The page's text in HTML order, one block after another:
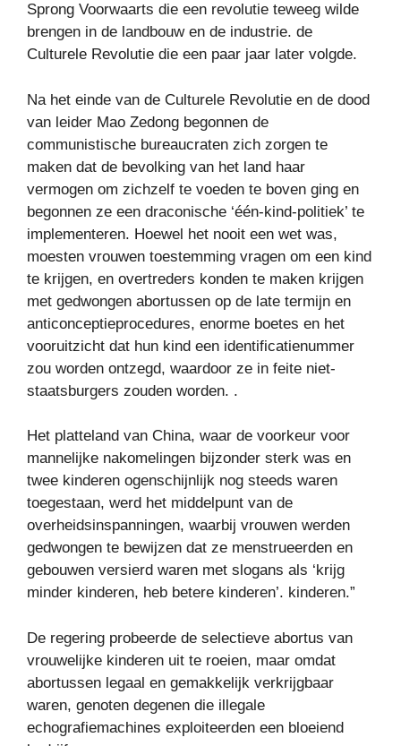
Sprong Voorwaarts die een revolutie teweeg wilde
brengen in de landbouw en de industrie. de
Culturele Revolutie die een paar jaar later volgde.
Na het einde van de Culturele Revolutie en de dood
van leider Mao Zedong begonnen de
communistische bureaucraten zich zorgen te
maken dat de bevolking van het land haar
vermogen om zichzelf te voeden te boven ging en
begonnen ze een draconische ‘één-kind-politiek’ te
implementeren. Hoewel het nooit een wet was,
moesten vrouwen toestemming vragen om een ​​kind
te krijgen, en overtreders konden te maken krijgen
met gedwongen abortussen op de late termijn en
anticonceptieprocedures, enorme boetes en het
vooruitzicht dat hun kind een identificatienummer
zou worden ontzegd, waardoor ze in feite niet-
staatsburgers zouden worden. .
Het platteland van China, waar de voorkeur voor
mannelijke nakomelingen bijzonder sterk was en
twee kinderen ogenschijnlijk nog steeds waren
toegestaan, werd het middelpunt van de
overheidsinspanningen, waarbij vrouwen werden
gedwongen te bewijzen dat ze menstrueerden en
gebouwen versierd waren met slogans als ‘krijg
minder kinderen, heb betere kinderen’. kinderen.”
De regering probeerde de selectieve abortus van
vrouwelijke kinderen uit te roeien, maar omdat
abortussen legaal en gemakkelijk verkrijgbaar
waren, genoten degenen die illegale
echografiemachines exploiteerden een bloeiend